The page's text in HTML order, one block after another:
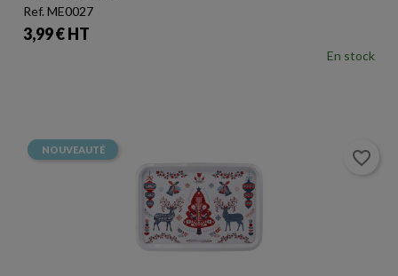
Ref. ME0027
Prix
3,99 € HT
En stock
NOUVEAUTÉ favorite_border